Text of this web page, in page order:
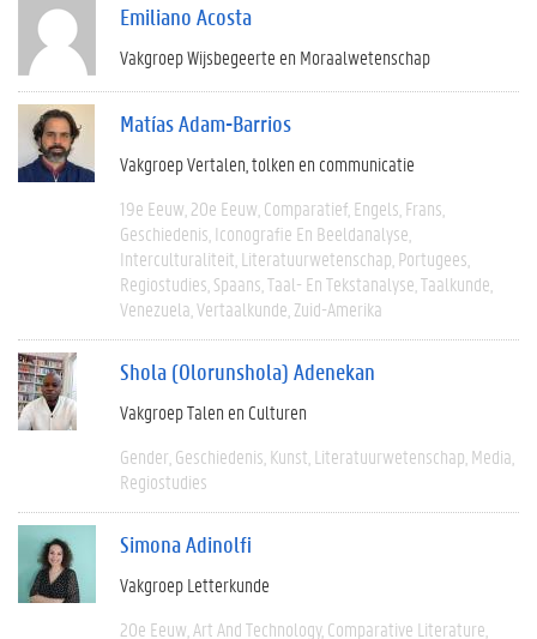
Emiliano Acosta
Vakgroep Wijsbegeerte en Moraalwetenschap
Matías Adam-Barrios
Vakgroep Vertalen, tolken en communicatie
19e Eeuw 20e Eeuw Comparatief Engels Frans
Geschiedenis Iconografie En Beeldanalyse
Interculturaliteit Literatuurwetenschap Portugees
Regiostudies Spaans Taal- En Tekstanalyse Taalkunde
Venezuela Vertaalkunde Zuid-Amerika
Shola (Olorunshola) Adenekan
Vakgroep Talen en Culturen
Gender Geschiedenis Kunst Literatuurwetenschap Media
Regiostudies
Simona Adinolfi
Vakgroep Letterkunde
20e Eeuw Art And Technology Comparative Literature